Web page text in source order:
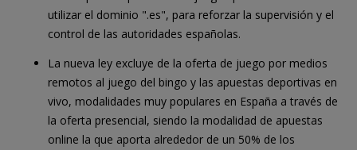
utilizar el dominio ".es", para reforzar la supervisión y el
control de las autoridades españolas.
La nueva ley excluye de la oferta de juego por medios
remotos al juego del bingo y las apuestas deportivas en
vivo, modalidades muy populares en España a través de
la oferta presencial, siendo la modalidad de apuestas
online la que aporta alrededor de un 50% de los